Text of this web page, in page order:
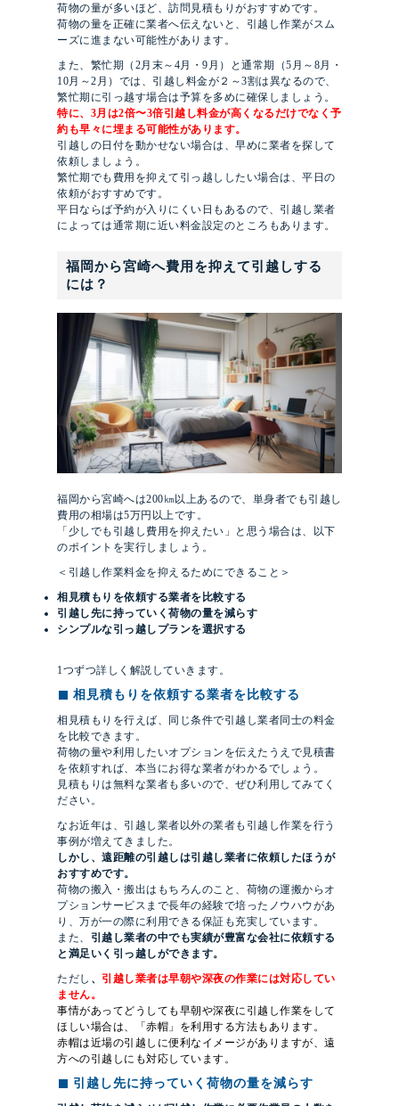
荷物の量が多いほど、訪問見積もりがおすすめです。
荷物の量を正確に業者へ伝えないと、引越し作業がスム
ーズに進まない可能性があります。
また、繁忙期（2月末～4月・9月）と通常期（5月～8月・
10月～2月）では、引越し料金が２～3割は異なるので、
繁忙期に引っ越す場合は予算を多めに確保しましょう。
特に、3月は2倍〜3倍引越し料金が高くなるだけでなく予
約も早々に埋まる可能性があります。
引越しの日付を動かせない場合は、早めに業者を探して
依頼しましょう。
繁忙期でも費用を抑えて引っ越ししたい場合は、平日の
依頼がおすすめです。
平日ならば予約が入りにくい日もあるので、引越し業者
によっては通常期に近い料金設定のところもあります。
福岡から宮崎へ費用を抑えて引越しする
には？
福岡から宮崎へは200㎞以上あるので、単身者でも引越し
費用の相場は5万円以上です。
「少しでも引越し費用を抑えたい」と思う場合は、以下
のポイントを実行しましょう。
＜引越し作業料金を抑えるためにできること＞
相見積もりを依頼する業者を比較する
引越し先に持っていく荷物の量を減らす
シンプルな引っ越しプランを選択する
1つずつ詳しく解説していきます。
相見積もりを依頼する業者を比較する
相見積もりを行えば、同じ条件で引越し業者同士の料金
を比較できます。
荷物の量や利用したいオプションを伝えたうえで見積書
を依頼すれば、本当にお得な業者がわかるでしょう。
見積もりは無料な業者も多いので、ぜひ利用してみてく
ださい。
なお近年は、引越し業者以外の業者も引越し作業を行う
事例が増えてきました。
しかし、遠距離の引越しは引越し業者に依頼したほうが
おすすめです。
荷物の搬入・搬出はもちろんのこと、荷物の運搬からオ
プションサービスまで長年の経験で培ったノウハウがあ
り、万が一の際に利用できる保証も充実しています。
また、
引越し業者の中でも実績が豊富な会社に依頼する
と満足いく引っ越しができます。
ただし 、 引越し業者は早朝や深夜の作業には対応してい
ません。
事情があってどうしても早朝や深夜に引越し作業をして
ほしい場合は、「赤帽」を利用する方法もあります 。
赤帽は近場の引越しに便利なイメージがありますが、遠
方への引越しにも対応しています。
引越し先に持っていく荷物の量を減らす